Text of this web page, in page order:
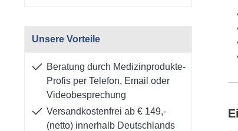
Unsere Vorteile
Beratung durch Medizinprodukte-
Profis per Telefon, Email oder
Videobesprechung
Versandkostenfrei ab € 149,-
(netto) innerhalb Deutschlands